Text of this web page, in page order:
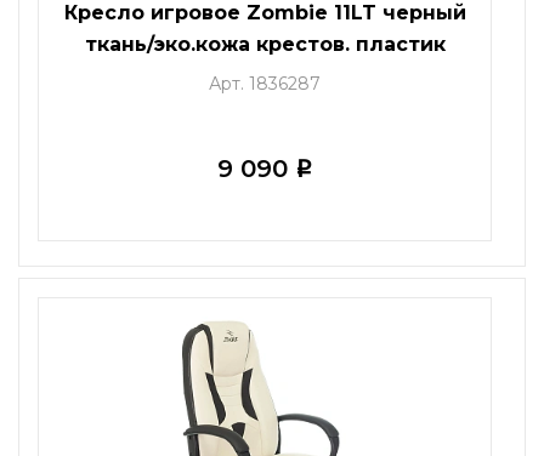
Кресло игровое Zombie 11LT черный
ткань/эко.кожа крестов. пластик
черный
Арт. 1836287
9 090 i